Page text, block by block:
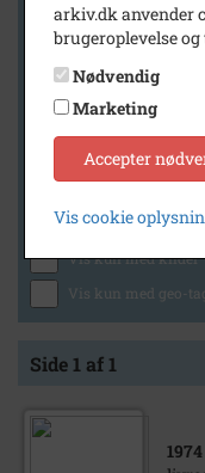
Geografi
Generelt
Vis kun med
Vis kun med
Vis kun med kilder
Vis kun med geo-
Side 1 af 1
1974
arkiv.dk anvender
brugeroplevelse
Nødvendig
Marketing
Accepter
Vis cookie